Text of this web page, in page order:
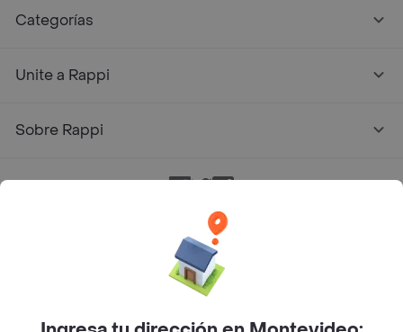
Categorías
Unite a Rappi
Sobre Rappi
Facebook
Twitter
Instagram
Rappi Inc. All rights reserved.